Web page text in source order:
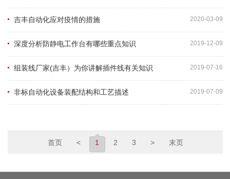
2020-03-09
吉丰自动化应对疫情的措施
2019-12-09
深度分析防静电工作台有哪些重点知识
2019-07-16
组装线厂家(吉丰）为你讲解插件线有关知识
2019-07-09
非标自动化设备装配结构和工艺描述
首页 < 1 2 3 > 末页